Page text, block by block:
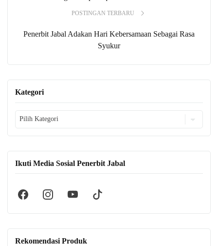
POSTINGAN TERBARU
Penerbit Jabal Adakan Hari Kebersamaan Sebagai Rasa
Syukur
Kategori
Ikuti Media Sosial Penerbit Jabal
Rekomendasi Produk